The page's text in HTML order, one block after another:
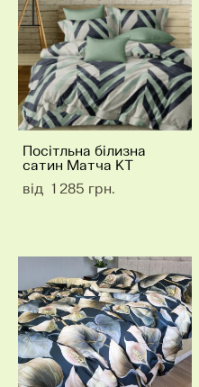
Посітльна білизна
сатин Матча КТ
від 1 285 грн.